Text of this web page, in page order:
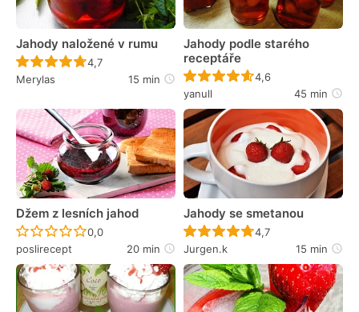
Jahody naložené v rumu
Recept ještě nebyl hodnocen
4,7
Merylas
15 min
Jahody podle starého
receptáře
Recept ještě nebyl
4,6
yanull
45 min
Džem z lesních jahod
Recept ještě nebyl hodnocen
0,0
poslirecept
20 min
Jahody se smetanou
Recept ještě nebyl
4,7
Jurgen.k
15 min